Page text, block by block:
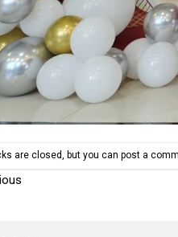
are closed, but you can post a